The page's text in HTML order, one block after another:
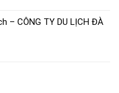
– CÔNG TY DU LỊCH ĐÀ